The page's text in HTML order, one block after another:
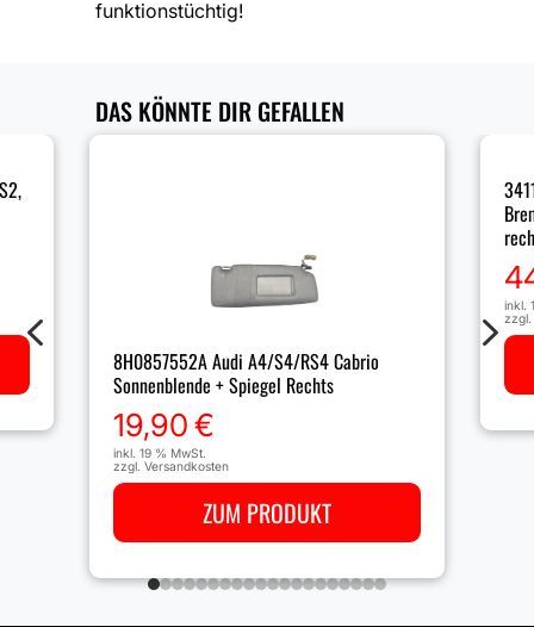
funktionstüchtig!
DAS KÖNNTE DIR GEFALLEN
8H0857552A Audi A4/S4/RS4 Cabrio
Sonnenblende + Spiegel Rechts
19,90€
inkl. 19 % MwSt.
zzgl. Versandkosten
ZUM PRODUKT
inkl.
zzgl.
4 5